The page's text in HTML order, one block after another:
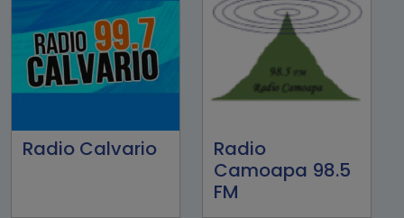
Radio Calvario
Radio
Camoapa 98.5
FM